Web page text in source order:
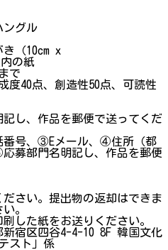
ングル
（10cm x
の紙
で
度40点、創造性50点、可読性
記し、作品を郵便で送ってくだ
号、③Eメール、④住所（都
募部門名明記し、作品を郵便
さい。提出物の返却はできま
。
した紙をお送りください。
新宿区四谷4-4-10 8F 韓国文化
スト」係